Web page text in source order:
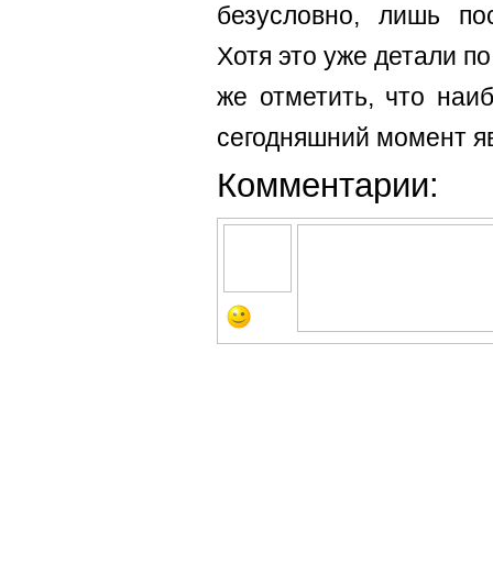
безусловно, лишь
Хотя это уже детали
же отметить, что
сегодняшний момент
Комментарии: